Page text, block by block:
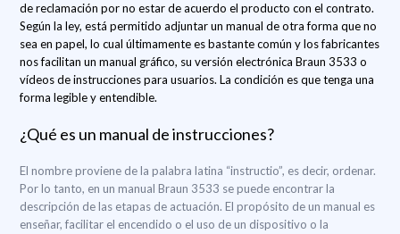
de reclamación por no estar de acuerdo el producto con el contrato.
Según la ley, está permitido adjuntar un manual de otra forma que no
sea en papel, lo cual últimamente es bastante común y los fabricantes
nos facilitan un manual gráfico, su versión electrónica Braun 3533 o
vídeos de instrucciones para usuarios. La condición es que tenga una
forma legible y entendible.
¿Qué es un manual de instrucciones?
El nombre proviene de la palabra latina “instructio”, es decir, ordenar.
Por lo tanto, en un manual Braun 3533 se puede encontrar la
descripción de las etapas de actuación. El propósito de un manual es
enseñar, facilitar el encendido o el uso de un dispositivo o la